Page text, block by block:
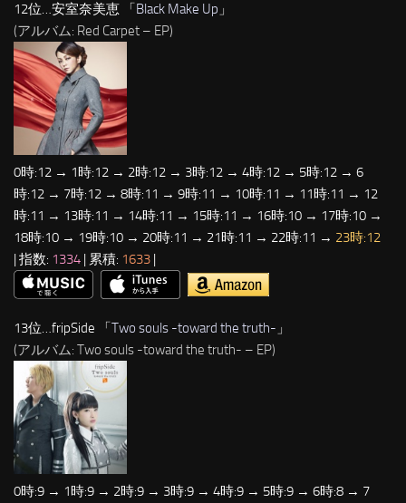
12位…安室奈美恵 「Black Make Up 」
(アルバム: Red Carpet – EP)
0時:12 → 1時:12 → 2時:12 → 3時:12 → 4時:12 → 5時:12 → 6
時:12 → 7時:12 → 8時:11 → 9時:11 → 10時:11 → 11時:11 → 12
時:11 → 13時:11 → 14時:11 → 15時:11 → 16時:10 → 17時:10 →
18時:10 → 19時:10 → 20時:11 → 21時:11 → 22時:11 → 23時:12
| 指数: 1334 | 累積: 1633 |
13位…fripSide 「 Two souls -toward the truth- 」
(アルバム: Two souls -toward the truth- – EP)
0時:9 → 1時:9 → 2時:9 → 3時:9 → 4時:9 → 5時:9 → 6時:8 → 7